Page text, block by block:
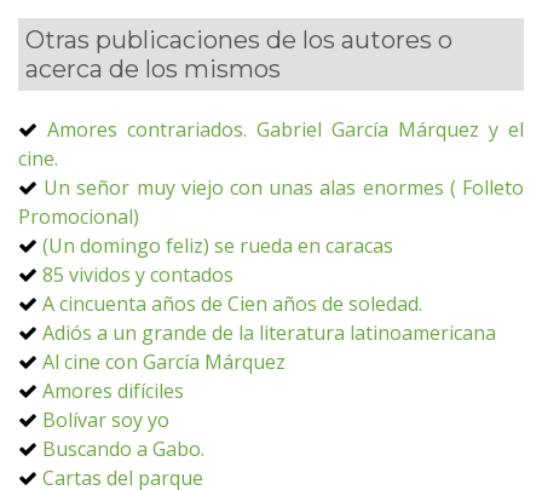
Otras publicaciones de los autores o
acerca de los mismos
Amores contrariados. Gabriel García Márquez y el
cine.
Un señor muy viejo con unas alas enormes ( Folleto
Promocional)
(Un domingo feliz) se rueda en caracas
85 vividos y contados
A cincuenta años de Cien años de soledad.
Adiós a un grande de la literatura latinoamericana
Al cine con García Márquez
Amores difíciles
Bolívar soy yo
Buscando a Gabo.
Cartas del parque